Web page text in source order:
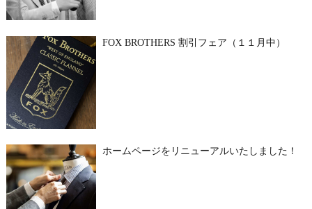
FOX BROTHERS 割引フェア（１１月中）
ホームページをリニューアルいたしました！